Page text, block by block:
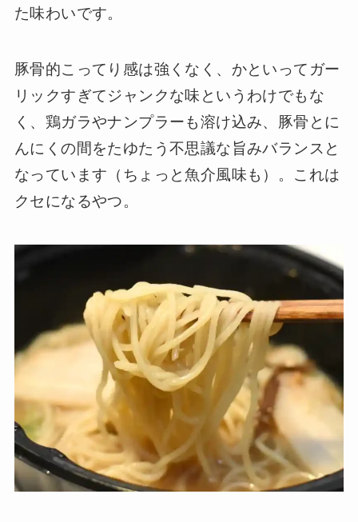
た味わいです。
豚骨的こってり感は強くなく、かといってガー
リックすぎてジャンクな味というわけでもな
く、鶏ガラやナンプラーも溶け込み、豚骨とに
んにくの間をたゆたう不思議な旨みバランスと
なっています（ちょっと魚介風味も）。これは
クセになるやつ。